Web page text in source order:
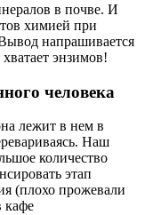
в почве. И
химией при
напрашивается
энзимов!
человека
лежит в нем в
Наш
количество
этап
(плохо прожевали